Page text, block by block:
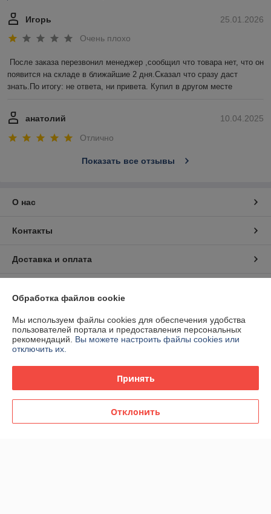
25.01.2026
Игорь
Очень плохо
После заказа перезвонил менеджер ,сообщил что товара нет, что он
появится на складе в ближайшие 2 дня.Сказал что сразу даст
знать.По итогу: не ответа, ни привета. Купил в другом месте
10.04.2025
анатолий
Отлично
Показать все отзывы
О нас
Контакты
Доставка и оплата
Полная версия сайта
Политика обработки cookies
Обработка файлов cookie
Мы используем файлы cookies для обеспечения удобства
пользователей портала и предоставления персональных
рекомендаций. Вы можете настроить файлы cookies или
отключить их.
Принять
Отклонить